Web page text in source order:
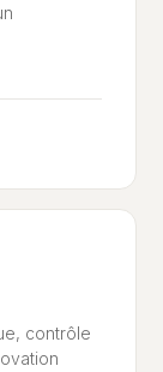
contrôle